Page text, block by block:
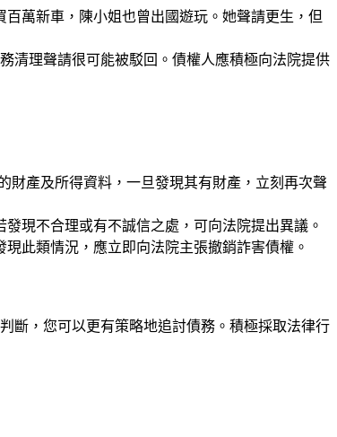
萬新車，陳小姐也曾出國遊玩。她聲請更生，但
清理聲請很可能被駁回。債權人應積極向法院提供
財產及所得資料，一旦發現其有財產，立刻再次聲
現不合理或有不誠信之處，可向法院提出異議。
此類情況，應立即向法院主張撤銷詐害債權。
斷，您可以更有策略地追討債務。積極採取法律行